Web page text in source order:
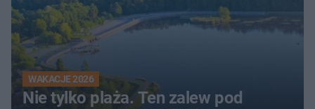
WAKACJE 2026
Nie tylko plaża. Ten zalew pod